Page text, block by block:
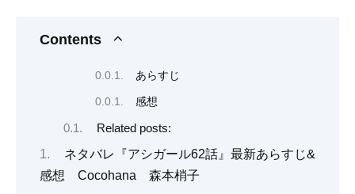
Contents
あらすじ
感想
Related posts:
ネタバレ『アシガール62話』最新あらすじ&
感想 Cocohana 森本梢子